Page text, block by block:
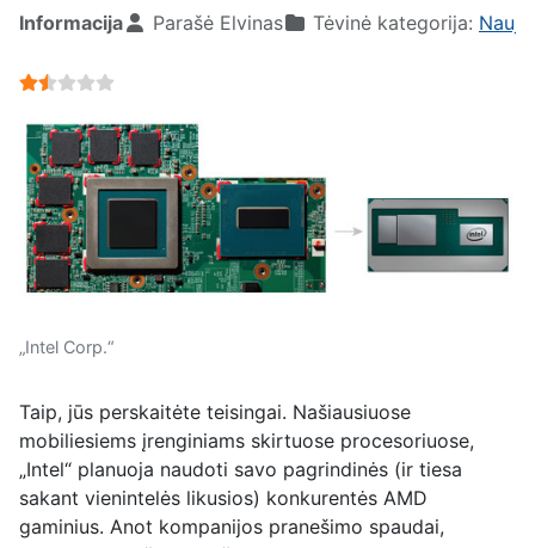
Informacija Parašė Elvinas Tėvinė kategorija:
User Rating:
„Intel Corp.“
Taip, jūs perskaitėte teisingai. Našiausiuose
mobiliesiems įrenginiams skirtuose procesoriuose,
„Intel“ planuoja naudoti savo pagrindinės (ir tiesa
sakant vienintelės likusios) konkurentės AMD
gaminius. Anot kompanijos pranešimo spaudai,